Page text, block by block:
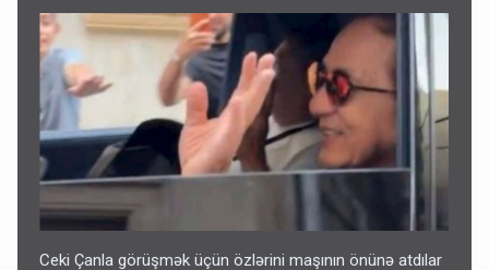
Ceki Çanla görüşmək üçün özlərini maşının önünə atdılar